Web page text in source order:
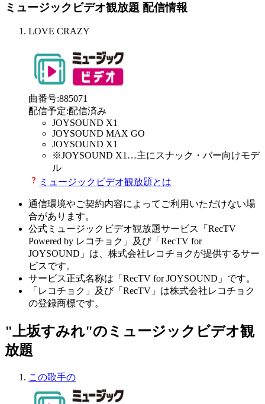
ミュージックビデオ観放題 配信情報
LOVE CRAZY
曲番号:885071
配信予定:配信済み
JOYSOUND X1
JOYSOUND MAX GO
JOYSOUND X1
※JOYSOUND X1 …主にスナック・バー向けモデ
ル
ミュージックビデオ観放題とは
通信環境やご契約内容によってご利用いただけない場
合があります。
公式ミュージックビデオ観放題サービス「RecTV
Powered by レコチョク」及び「RecTV for
JOYSOUND」は、株式会社レコチョクが提供するサー
ビスです。
サービス正式名称は「RecTV for JOYSOUND」です。
「レコチョク」及び「RecTV」は株式会社レコチョク
の登録商標です。
"上坂すみれ"のミュージックビデオ観
放題
この歌手の